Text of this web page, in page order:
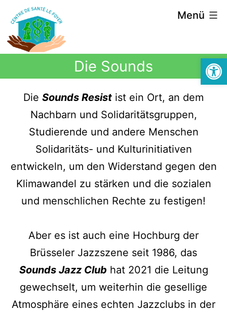
Menü
Die Sounds
Die Sounds Resist ist ein Ort, an dem
Nachbarn und Solidaritätsgruppen,
Studierende und andere Menschen
Solidaritäts- und Kulturinitiativen
entwickeln, um den Widerstand gegen den
Klimawandel zu stärken und die sozialen
und menschlichen Rechte zu festigen!
Aber es ist auch eine Hochburg der
Brüsseler Jazzszene seit 1986, das
Sounds Jazz Club hat 2021 die Leitung
gewechselt, um weiterhin die gesellige
Atmosphäre eines echten Jazzclubs in der